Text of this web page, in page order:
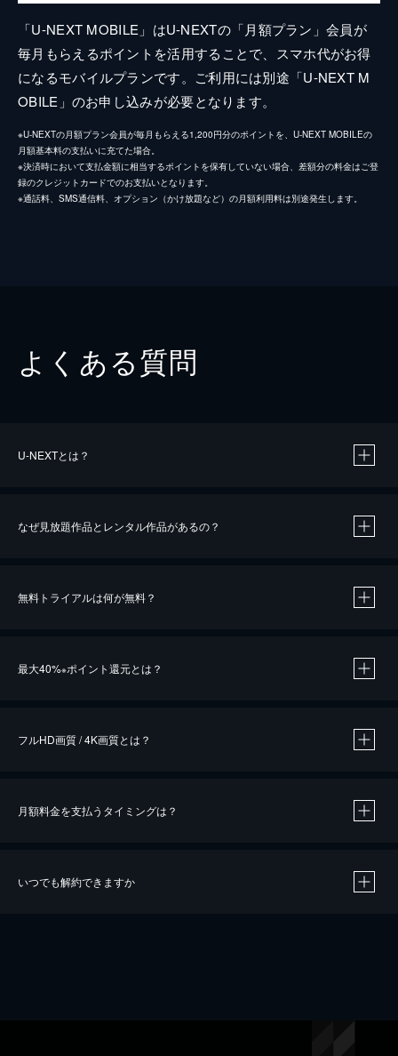
「U-NEXT MOBILE」はU-NEXTの「月額プラン」会員が
毎月もらえるポイントを活用することで、スマホ代がお得
になるモバイルプランです。ご利用には別途「U-NEXT M
OBILE」のお申し込みが必要となります。
※U-NEXTの月額プラン会員が毎月もらえる1,200円分のポイントを、U-NEXT MOBILEの
月額基本料の支払いに充てた場合。
※決済時において支払金額に相当するポイントを保有していない場合、差額分の料金はご登
録のクレジットカードでのお支払いとなります。
※通話料、SMS通信料、オプション（かけ放題など）の月額利用料は別途発生します。
よくある質問
U-NEXTとは？
なぜ見放題作品とレンタル作品があるの？
無料トライアルは何が無料？
最大40%※ポイント還元とは？
※40％ポイント還元の対象は、クレジットカード決済による作品の購入 / レンタルです。
iOSアプリのUコイン決済による作品の購入 / レンタルは、20％のポイント還元です。
フルHD画質 / 4K画質とは？
月額料金を支払うタイミングは？
いつでも解約できますか